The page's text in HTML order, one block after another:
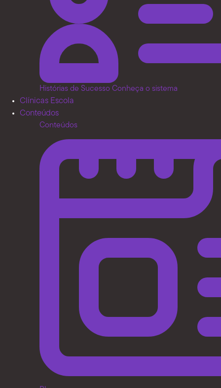
Histórias de Sucesso Conheça o sistema
Clínicas Escola
Conteúdos
Conteúdos